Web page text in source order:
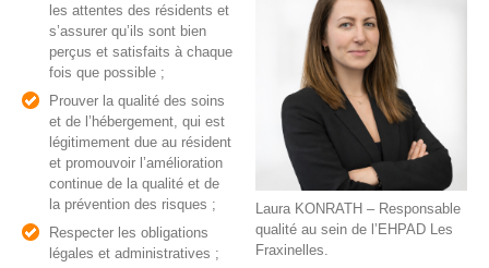
les attentes des résidents et
s’assurer qu’ils sont bien
perçus et satisfaits à chaque
fois que possible ;
Prouver la qualité des soins
et de l’hébergement, qui est
légitimement due au résident
et promouvoir l’amélioration
continue de la qualité et de
la prévention des risques ;
Respecter les obligations
légales et administratives ;
Laura KONRATH – Responsable
qualité au sein de l’EHPAD Les
Fraxinelles.